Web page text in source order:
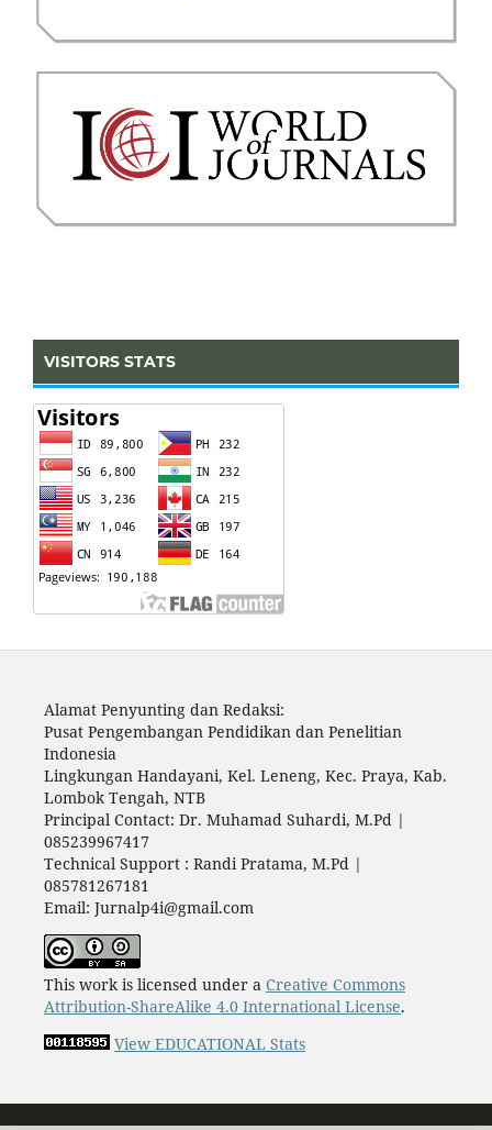
VISITORS STATS
Alamat Penyunting dan Redaksi:
Pusat Pengembangan Pendidikan dan Penelitian
Indonesia
Lingkungan Handayani, Kel. Leneng, Kec. Praya, Kab.
Lombok Tengah, NTB
Principal Contact: Dr. Muhamad Suhardi, M.Pd |
085239967417
Technical Support : Randi Pratama, M.Pd |
085781267181
Email: Jurnalp4i@gmail.com
This work is licensed under a Creative Commons
Attribution-ShareAlike 4.0 International License.
View EDUCATIONAL Stats